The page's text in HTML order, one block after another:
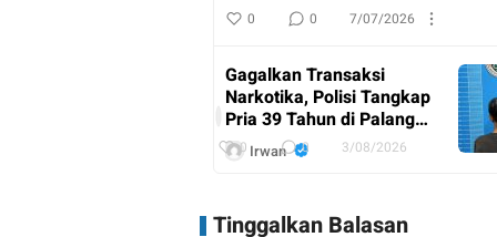
AKBP
Dodik
Hartono
Pimpin
Upacara
Purna
Ren
I
r
w
a
0 0 3/08/2026
0 0 7/07/2026
Gagalkan Transaksi
Narkotika, Polisi Tangkap
Pria 39 Tahun di Palangka
RayaIrwan
Tinggalkan Balasan